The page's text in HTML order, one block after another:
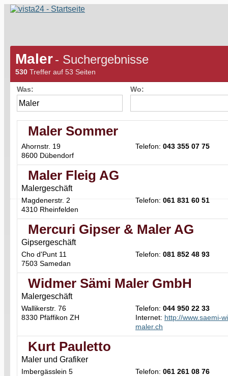
Maler- Suchergebnisse
530 Treffer auf 53 Seiten
Was: Wo:
Maler Sommer
Ahornstr. 19
8600 Dübendorf
Telefon: 043 355 07 75
Maler Fleig AG
Malergeschäft
Magdenerstr. 2
4310 Rheinfelden
Telefon:061 831 60 51
Mercuri Gipser & Maler AG
Gipsergeschäft
Cho d'Punt 11
7503 Samedan
Telefon: 081 852 48 93
Widmer Sämi Maler GmbH
Malergeschäft
Wallikerstr. 76
8330 Pfäffikon ZH
Telefon: 044 950 22 33
Internet: http://www.saemi-
maler.ch
Kurt Pauletto
Maler und Grafiker
Imbergässlein 5
Telefon: 061 261 08 76